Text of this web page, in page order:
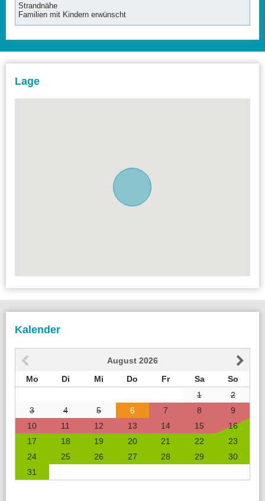
Strandnähe
Familien mit Kindern erwünscht
Lage
Kalender
August 2026
Mo
Di Mi Do Fr Sa
So
1
2
3
4 5 6 7 8
9
10
11 12 13 14 15
16
17
18 19 20 21 22
23
24
25 26 27 28 29
30
31